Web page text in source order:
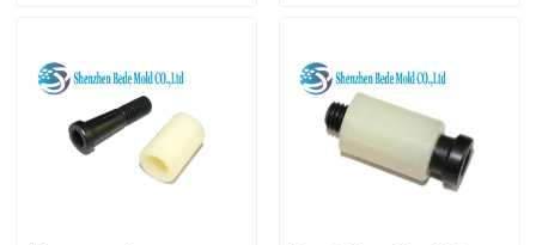
Producten
Ongeveer ons